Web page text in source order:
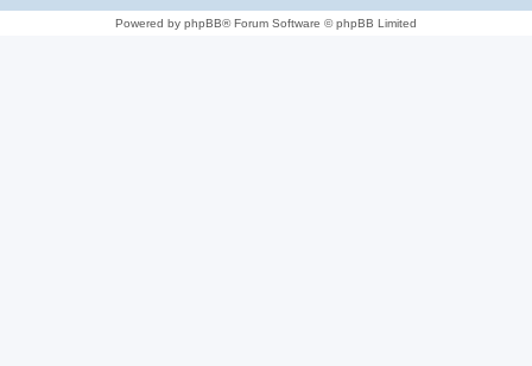
Powered by phpBB® Forum Software © phpBB Limited